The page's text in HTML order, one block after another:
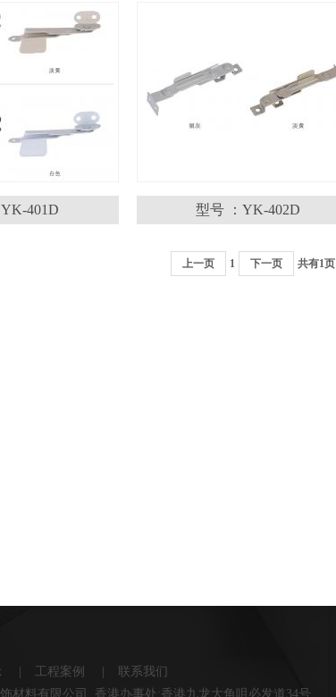
401D 型号 ：YK-402D
上一页 1 下一页 共有1页
工程案例
联系我们
料有限公司 香港办事处:香港九龙大角咀必发道34号